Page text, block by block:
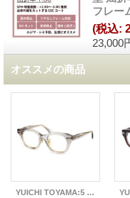
フレー
23,000
(税込:
オススメの商品
YUICHI TOYAMA:5 ユウイチトヤマ:ファイブ メガネ DIABLO